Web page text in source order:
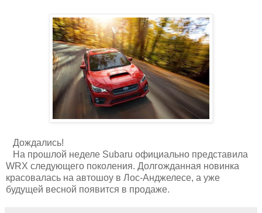
Дождались!
На прошлой неделе Subaru официально представила
WRX следующего поколения. Долгожданная новинка
красовалась на автошоу в Лос-Анджелесе, а уже
будущей весной появится в продаже.